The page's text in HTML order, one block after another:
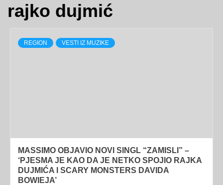
rajko dujmić
REGION VESTI IZ MUZIKE
MASSIMO OBJAVIO NOVI SINGL “ZAMISLI” –
‘PJESMA JE KAO DA JE NETKO SPOJIO RAJKA
DUJMIĆA I SCARY MONSTERS DAVIDA
BOWIEJA’